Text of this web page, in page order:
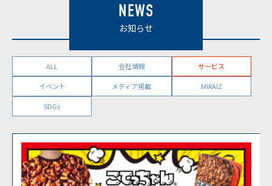
NEWS
お知らせ
CATEGORY
ALL 会社情報 サービス
イベント メディア掲載 MIRAIZ
SDGs